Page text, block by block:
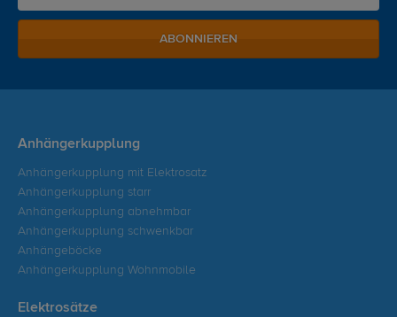
ABONNIEREN
Anhängerkupplung
Anhängerkupplung mit Elektrosatz
Anhängerkupplung starr
Anhängerkupplung abnehmbar
Anhängerkupplung schwenkbar
Anhängeböcke
Anhängerkupplung Wohnmobile
Elektrosätze